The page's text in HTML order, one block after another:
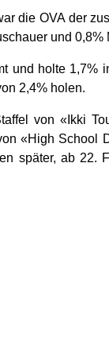
die OVA der
und 0,8%
und holte
2,4% holen.
von «Ikki
«High
später, ab 22.